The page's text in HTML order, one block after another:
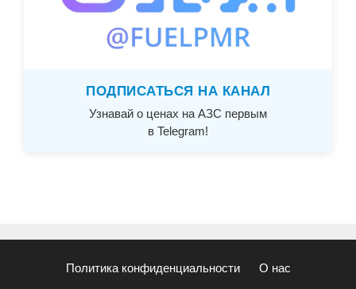
ПОДПИСАТЬСЯ НА КАНАЛ
Узнавай о ценах на АЗС первым
в Telegram!
Политика конфиденциальности О нас